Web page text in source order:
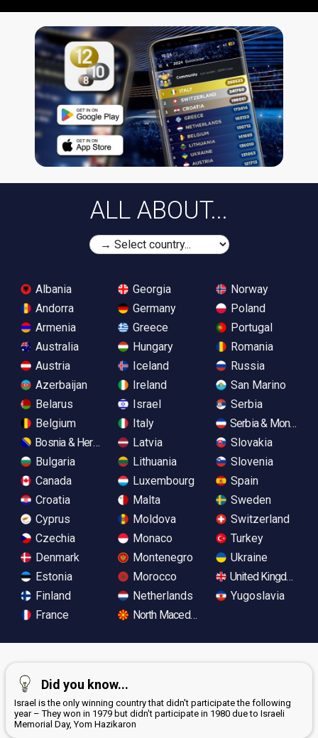
ALL ABOUT...
Albania
Andorra
Armenia
Australia
Austria
Azerbaijan
Belarus
Belgium
Bosnia & Herzegovina
Bulgaria
Canada
Croatia
Cyprus
Czechia
Denmark
Estonia
Finland
France
Georgia
Germany
Greece
Hungary
Iceland
Ireland
Israel
Italy
Latvia
Lithuania
Luxembourg
Malta
Moldova
Monaco
Montenegro
Morocco
Netherlands
North Macedonia
Norway
Poland
Portugal
Romania
Russia
San Marino
Serbia
Serbia &
Slovakia
Slovenia
Spain
Sweden
Switzerland
Turkey
Ukraine
United Kingdom
Yugoslavia
Did you know...
Israel is the only winning country that didn't participate the following
year – They won in 1979 but didn't participate in 1980 due to Israeli
Memorial Day, Yom Hazikaron